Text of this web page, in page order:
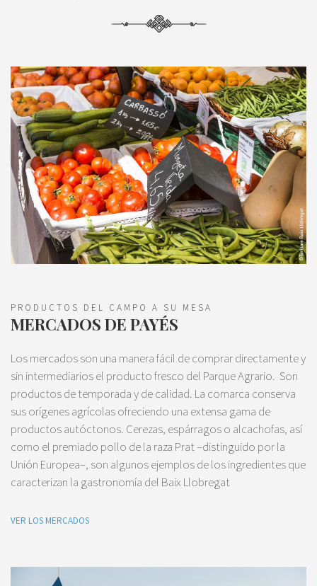
PRODUCTOS DEL CAMPO A SU MESA
MERCADOS DE PAYÉS
Los mercados son una manera fácil de comprar directamente y
sin intermediarios el producto fresco del Parque Agrario. Son
productos de temporada y de calidad. La comarca conserva
sus orígenes agrícolas ofreciendo una extensa gama de
productos autóctonos. Cerezas, espárragos o alcachofas, así
como el premiado pollo de la raza Prat –distinguido por la
Unión Europea–, son algunos ejemplos de los ingredientes que
caracterizan la gastronomía del Baix Llobregat
VER LOS MERCADOS